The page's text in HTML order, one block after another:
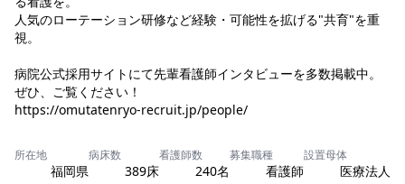
人気のローテーション研修など経験・可能性を拡げる"共育"を重
視。
病院公式採用サイトにて先輩看護師インタビューを多数掲載中。
ぜひ、ご覧ください！
https://omutatenryo-recruit.jp/people/
所在地
福岡県
病床数
389床
看護師数
240名
募集職種
看護師
設置母体
医療法人